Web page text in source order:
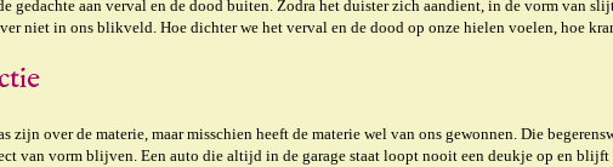
aan verval en de dood buiten. Zodra het duister zich aandient, in de vorm van
niet in ons blikveld. Hoe dichter we het verval en de dood op onze hielen voelen, hoe
zijn over de materie, maar misschien heeft de materie wel van ons gewonnen. Die
van vorm blijven. Een auto die altijd in de garage staat loopt nooit een deukje op en